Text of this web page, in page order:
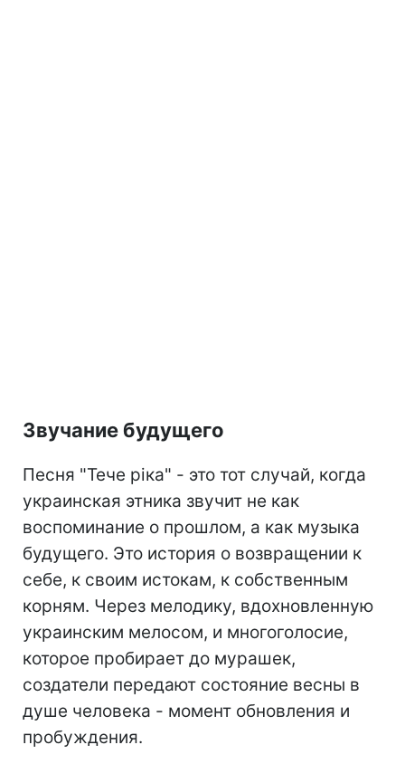
Звучание будущего
Песня "Тече ріка" - это тот случай, когда
украинская этника звучит не как
воспоминание о прошлом, а как музыка
будущего. Это история о возвращении к
себе, к своим истокам, к собственным
корням. Через мелодику, вдохновленную
украинским мелосом, и многоголосие,
которое пробирает до мурашек,
создатели передают состояние весны в
душе человека - момент обновления и
пробуждения.